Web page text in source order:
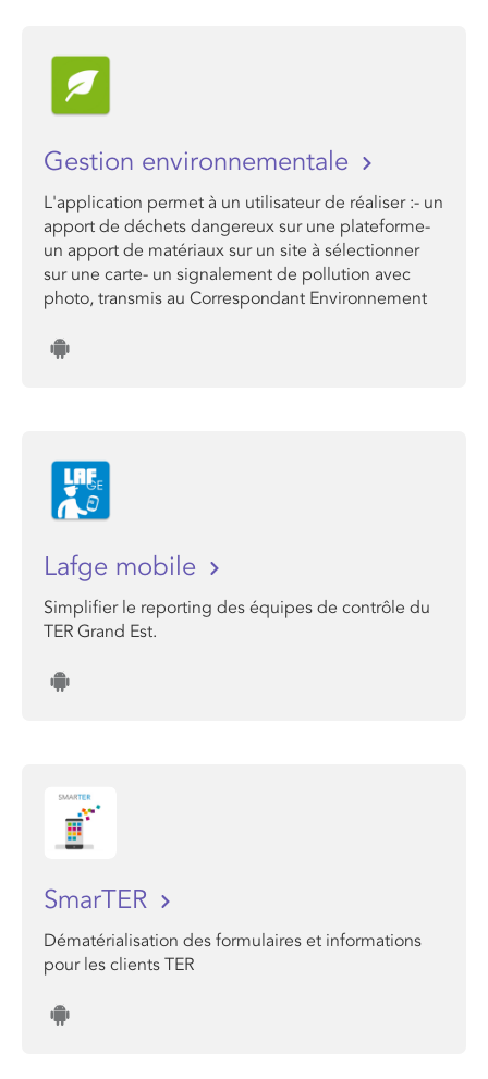
Gestion environnementale
L'application permet à un utilisateur de réaliser :- un
apport de déchets dangereux sur une plateforme-
un apport de matériaux sur un site à sélectionner
sur une carte- un signalement de pollution avec
photo, transmis au Correspondant Environnement
Lafge mobile
Simplifier le reporting des équipes de contrôle du
TER Grand Est.
SmarTER
Dématérialisation des formulaires et informations
pour les clients TER